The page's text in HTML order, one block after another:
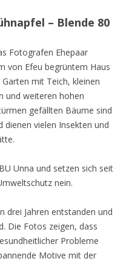
– Blende 80
Fotografen Ehepaar
von Efeu begrüntem Haus
mit Teich, kleinen
und weiteren hohen
gefällten Bäume sind
dienen vielen Insekten und
Unna und setzen sich seit
nein.
drei Jahren entstanden und
Die Fotos zeigen, dass
Probleme
Motive mit der